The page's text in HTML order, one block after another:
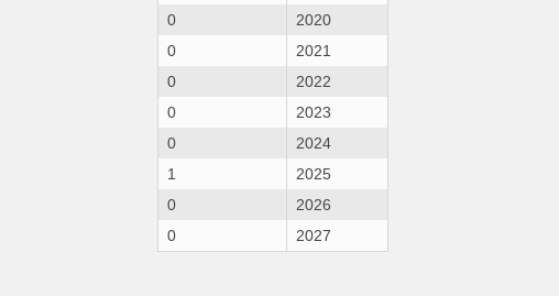
0
2020
0
2021
0
2022
0
2023
0
2024
1
2025
0
2026
0
2027